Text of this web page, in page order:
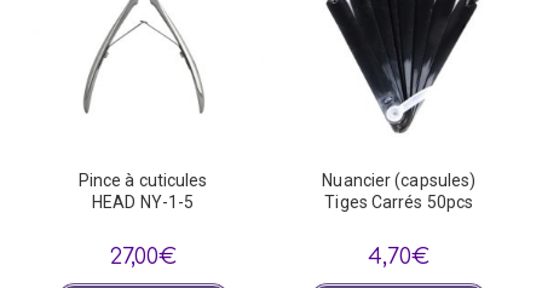
Pince à cuticules
HEAD NY-1-5
27,00€
Nuancier (capsules)
Tiges Carrés 50pcs
4,70€